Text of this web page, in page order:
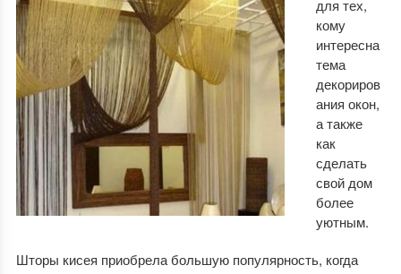
для тех,
кому
интересна
тема
декориров
ания окон,
а также
как
сделать
свой дом
более
уютным.
Шторы кисея приобрела большую популярность, когда